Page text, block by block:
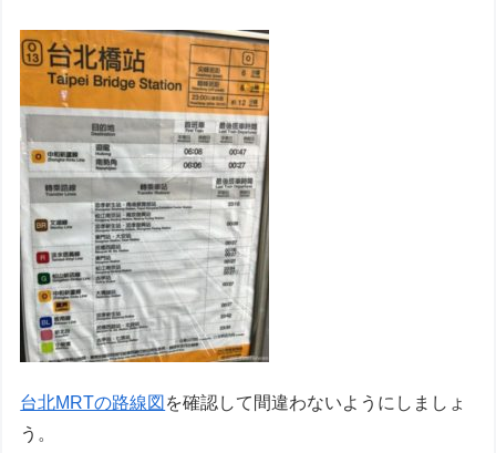
台北MRTの路線図 を確認して間違わないようにしましょ
う。